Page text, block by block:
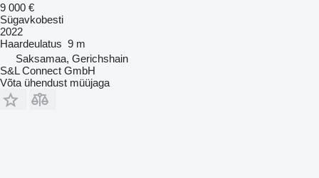
9 000 €
Sügavkobesti
2022
Haardeulatus 9 m
Saksamaa, Gerichshain
S&L Connect GmbH
Võta ühendust müüjaga